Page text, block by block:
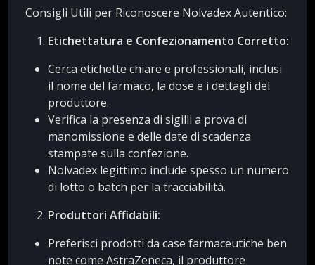
Consigli Utili per Riconoscere Nolvadex Autentico:
Etichettatura e Confezionamento Corretto:
Cerca etichette chiare e professionali, inclusi
il nome del farmaco, la dose e i dettagli del
produttore.
Verifica la presenza di sigilli a prova di
manomissione e delle date di scadenza
stampate sulla confezione.
Nolvadex legittimo include spesso un numero
di lotto o batch per la tracciabilità.
Produttori Affidabili:
Preferisci prodotti da case farmaceutiche ben
note come AstraZeneca, il produttore